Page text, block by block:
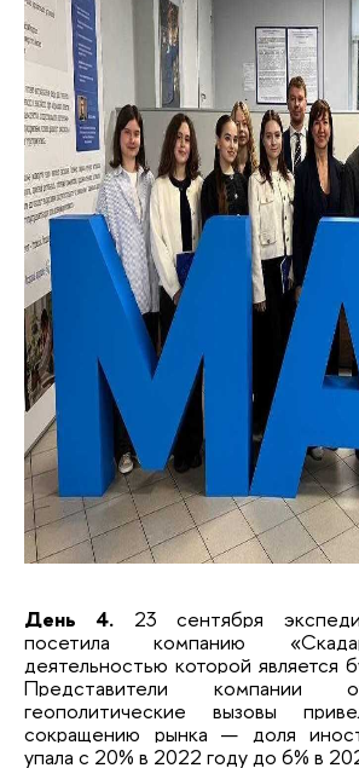
День 4.
23 сентября
посетила компанию
деятельностью которой является
Представители компании
геополитические вызовы
сокращению рынка — доля
упала с 20% в 2022 году до 6% в